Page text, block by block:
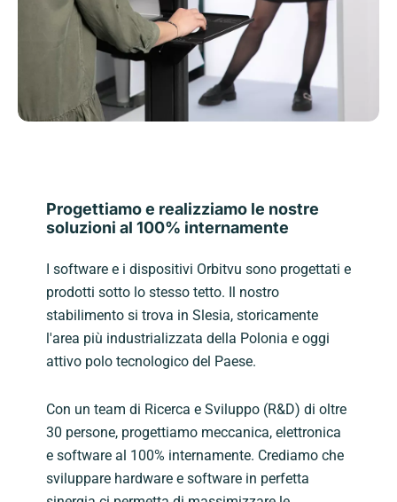
Progettiamo e realizziamo le nostre
soluzioni al 100% internamente
I software e i dispositivi Orbitvu sono progettati e
prodotti sotto lo stesso tetto. Il nostro
stabilimento si trova in Slesia, storicamente
l'area più industrializzata della Polonia e oggi
attivo polo tecnologico del Paese.
Con un team di Ricerca e Sviluppo (R&D) di oltre
30 persone, progettiamo meccanica, elettronica
e software al 100% internamente. Crediamo che
sviluppare hardware e software in perfetta